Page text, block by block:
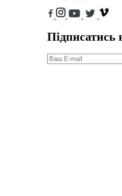
Підписатись